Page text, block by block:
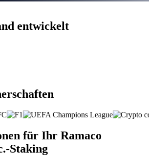
entwickelt
für Ihr Ramaco
Staking